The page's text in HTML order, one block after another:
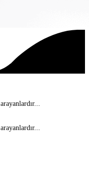
arayanlardır...
arayanlardır...